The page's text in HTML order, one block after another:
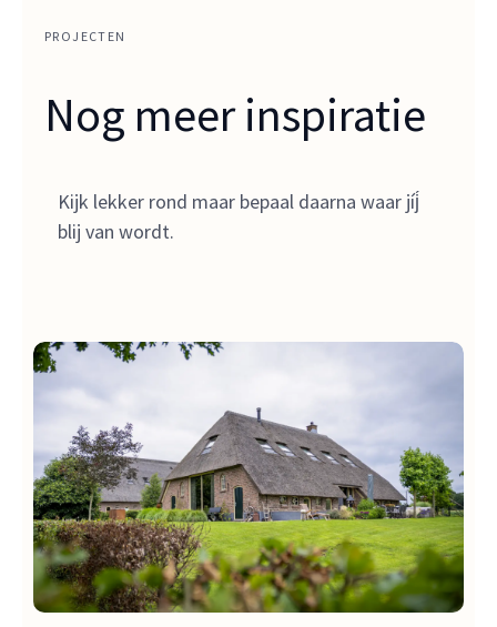
PROJECTEN
Nog meer inspiratie
Kijk lekker rond maar bepaal daarna waar jíj́
blij van wordt.